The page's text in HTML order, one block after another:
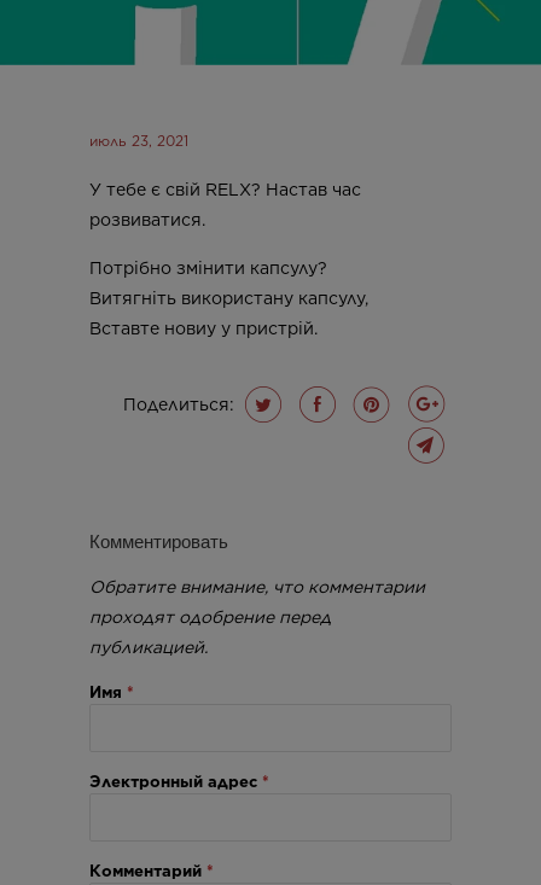
июль 23, 2021
У тебе є свій RELX? Настав час
розвиватися.
Потрібно змінити капсулу?
Витягніть використану капсулу,
Вставте новиу у пристрій.
Поделиться:
Комментировать
Обратите внимание, что комментарии
проходят одобрение перед
публикацией.
Имя *
Электронный адрес *
Комментарий *